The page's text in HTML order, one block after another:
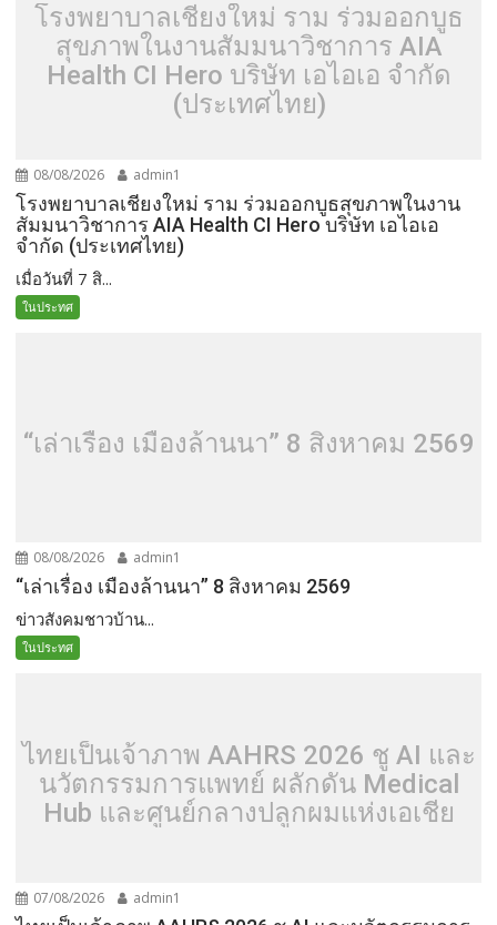
โรงพยาบาลเชียงใหม่ ราม ร่วมออกบูธ
สุขภาพในงานสัมมนาวิชาการ AIA
Health CI Hero บริษัท เอไอเอ จำกัด
(ประเทศไทย)
08/08/2026 admin1
โรงพยาบาลเชียงใหม่ ราม ร่วมออกบูธสุขภาพในงาน
สัมมนาวิชาการ AIA Health CI Hero บริษัท เอไอเอ
จำกัด (ประเทศไทย)
เมื่อวันที่ 7 สิ...
ในประทศ
“เล่าเรื่อง เมืองล้านนา” 8 สิงหาคม 2569
08/08/2026 admin1
“เล่าเรื่อง เมืองล้านนา” 8 สิงหาคม 2569
ข่าวสังคมชาวบ้าน...
ในประทศ
ไทยเป็นเจ้าภาพ AAHRS 2026 ชู AI และ
นวัตกรรมการแพทย์ ผลักดัน Medical
Hub และศูนย์กลางปลูกผมแห่งเอเชีย
07/08/2026 admin1